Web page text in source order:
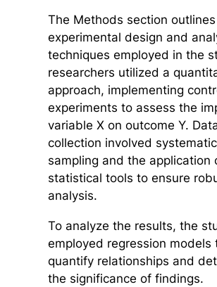
The Methods section
experimental design and
techniques employed in the
researchers utilized a
approach, implementing
experiments to assess the
variable X on outcome Y.
collection involved systematic
sampling and the application
statistical tools to ensure
analysis.
To analyze the results, the
employed regression models
quantify relationships and
the significance of findings.